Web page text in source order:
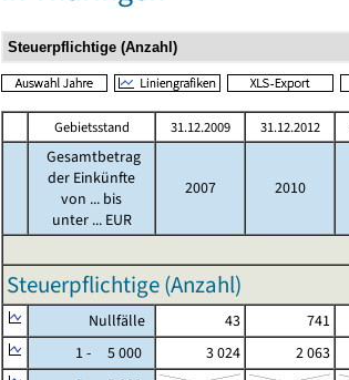
Gebietsstand 31.12.2009 31.12.2012
Gesamtbetrag
der Einkünfte
von ... bis
unter ... EUR
2007 2010
Steuerpflichtige (Anzahl)
Nullfälle 43 741
1 - 5 000
3 024 2 063